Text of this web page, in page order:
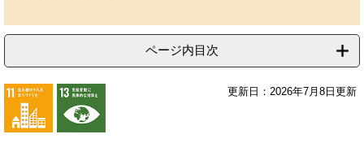
ページ内目次
更新日：2026年7月8日更新